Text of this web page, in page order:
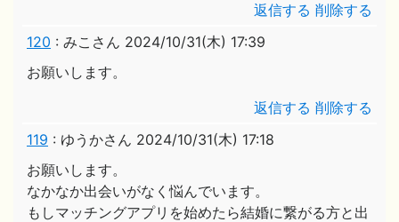
返信する 削除する
120 : みこさん 2024/10/31(木) 17:39
お願いします。
返信する 削除する
119 : ゆうかさん 2024/10/31(木) 17:18
お願いします。
なかなか出会いがなく悩んでいます。
もしマッチングアプリを始めたら結婚に繋がる方と出